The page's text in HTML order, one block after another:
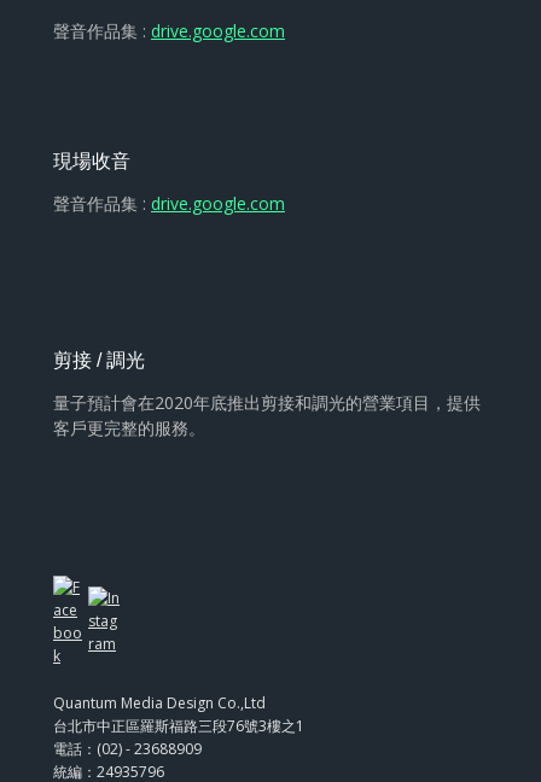
聲音作品集 : drive.google.com
現場收音
聲音作品集 : drive.google.com
剪接 / 調光
量子預計會在2020年底推出剪接和調光的營業項目，提供
客戶更完整的服務。
Quantum Media Design Co.,Ltd
台北市中正區羅斯福路三段76號3樓之1
電話：(02) - 23688909
統編：24935796